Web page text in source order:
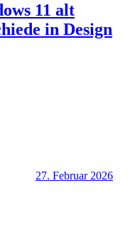
11 alt
in Design
27. Februar 2026